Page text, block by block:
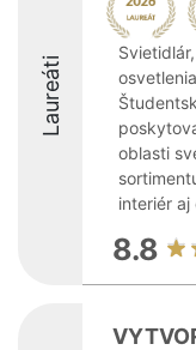
Laureáti
oblasti
interiér
8.8